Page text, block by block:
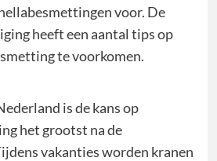
voor. De
heeft een aantal tips op
te voorkomen.
is de kans op
het grootst na de
vakanties worden kranen